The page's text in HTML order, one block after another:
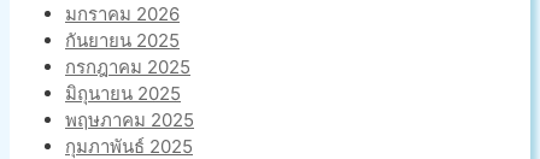
มกราคม 2026
กันยายน 2025
กรกฎาคม 2025
มิถุนายน 2025
พฤษภาคม 2025
กุมภาพันธ์ 2025